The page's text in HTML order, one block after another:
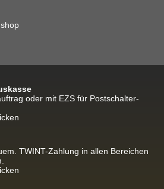
oder mit EZS für Postschalter-
TWINT-Zahlung in allen Bereichen